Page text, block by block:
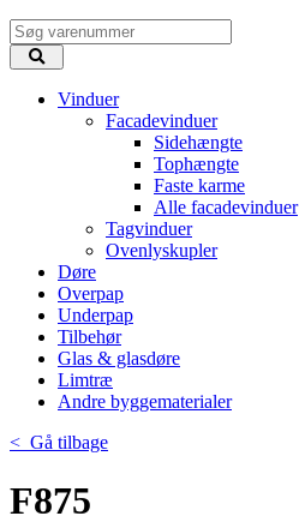
Vinduer
Facadevinduer
Sidehængte
Tophængte
Faste karme
Alle facadevinduer
Tagvinduer
Ovenlyskupler
Døre
Overpap
Underpap
Tilbehør
Glas & glasdøre
Limtræ
Andre byggematerialer
< Gå tilbage
F875